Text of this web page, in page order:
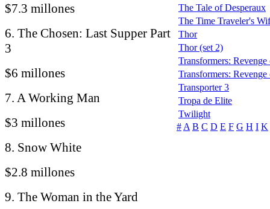
$7.3 millones
6. The Chosen: Last Supper Part
3
$6 millones
7. A Working Man
$3 millones
8. Snow White
$2.8 millones
9. The Woman in the Yard
The Tale of Desperaux
The Time Traveler's
Thor
Thor (set 2)
Transformers:
Transformers:
Transporter 3
Tropa de Elite
Twilight
# A B C D E F G H I K